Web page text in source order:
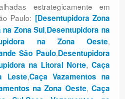
estrategicamente em
Paulo: [Desentupidora Zona
Zona Sul,Desentupidora na
na Zona Oeste,
São Paulo,Desentupidora
na Litoral Norte, Caça
Leste,Caça Vazamentos na
na Zona Oeste,Caça